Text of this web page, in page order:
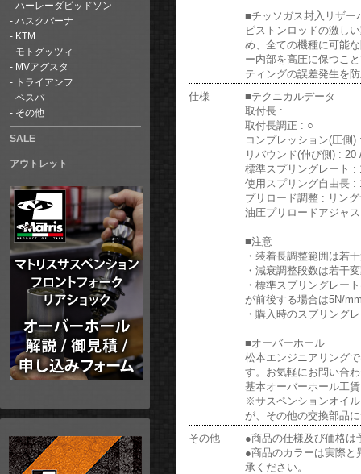
ハーレーダビッドソン
ハスクバーナ
KTM
モトグッツィ
MVアグスタ
トライアンフ
ベスパ
その他
SALE
アウトレット
■チッソガス封入リザー
ピストンロッドの激し
め、全ての機種に可能
ー内部を高圧に保つこ
ティングの誤差発生を
仕様
■テクニカルデータ
取付長 :
取付長調正 : ○
コンプレッション(圧側)
リバウンド(伸び側) : 20
標準スプリングレート :
使用スプリング自由長 :
プリロード調整 : リン
油圧プリロードアジャ
■注意
・装着長調整範囲は若
・減衰調整段数は若干
・標準スプリングレー
が前後する場合は5N/
・購入時のスプリング
■オーバーホール
松本エンジニアリング
す。お気軽にお問い合
基本オーバーホール工
※サスペンションオイ
が、その他の交換部品
その他
●商品の仕様及び価格は
●商品のカラーは実際と
承ください。